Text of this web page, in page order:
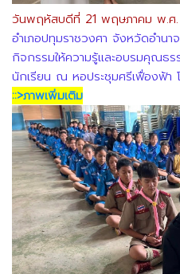
วันพฤหัสบดีที่ 21 พฤษภาคม พ.ศ
อำเภอปทุมราชวงศา จังหวัดอำ
กิจกรรมให้ความรู้และอบรมคุณธร
นักเรียน ณ หอประชุมศรีเฟื่องฟ้า
::>ภาพเพิ่มเติม